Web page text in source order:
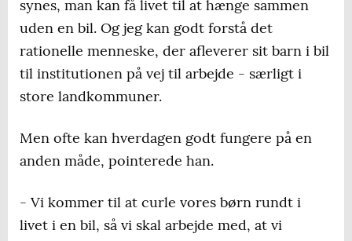
synes, man kan få livet til at hænge sammen
uden en bil. Og jeg kan godt forstå det
rationelle menneske, der afleverer sit barn i bil
til institutionen på vej til arbejde - særligt i
store landkommuner.
Men ofte kan hverdagen godt fungere på en
anden måde, pointerede han.
- Vi kommer til at curle vores børn rundt i
livet i en bil, så vi skal arbejde med, at vi